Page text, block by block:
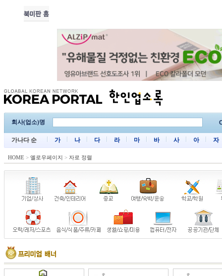
회사(업소)명
가나다 순 가 나 다 라 마 바 사 아 자
HOME > 옐로우페이지 > 자로 정렬